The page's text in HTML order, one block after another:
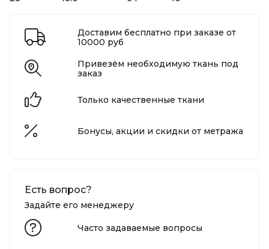
Доставим бесплатно при заказе от
10000 руб
Привезём необходимую ткань под
заказ
Только качественные ткани
Бонусы, акции и скидки от метража
Есть вопрос?
Задайте его менеджеру
Часто задаваемые вопросы